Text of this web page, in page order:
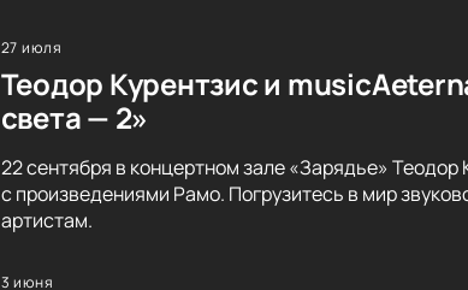
27 июля
Теодор Курентзис и
света — 2»
22 сентября в концертном зале «Зарядье»
с произведениями Рамо. Погрузитесь в мир
артистам.
3 июня